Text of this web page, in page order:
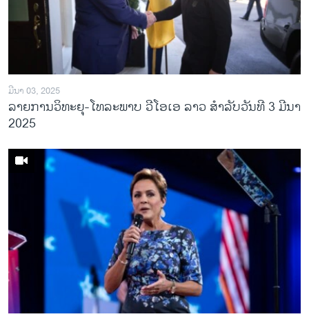
ມີນາ 03, 2025
ລາຍການວິ​ທະ​ຍຸ-ໂທ​ລະ​ພາບ ວີໂອເອ ລາວ ສຳ​ລັບ​ວັນ​ທີ 3 ມີ​ນາ
2025